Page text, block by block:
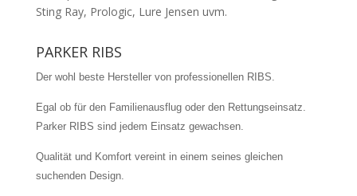
Sting Ray, Prologic, Lure Jensen uvm.
PARKER RIBS
Der wohl beste Hersteller von professionellen RIBS.
Egal ob für den Familienausflug oder den Rettungseinsatz.
Parker RIBS sind jedem Einsatz gewachsen.
Qualität und Komfort vereint in einem seines gleichen
suchenden Design.